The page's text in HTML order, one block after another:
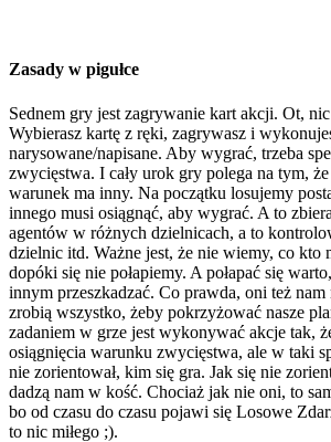
Zasady w pigułce
Sednem gry jest zagrywanie kart akcji. Ot,
Wybierasz kartę z ręki, zagrywasz i
narysowane/napisane. Aby wygrać, trzeba
zwycięstwa. I cały urok gry polega na tym,
warunek ma inny. Na początku losujemy
innego musi osiągnąć, aby wygrać. A to
agentów w różnych dzielnicach, a to
dzielnic itd. Ważne jest, że nie wiemy, co kto
dopóki się nie połapiemy. A połapać się
innym przeszkadzać. Co prawda, oni też nam
zrobią wszystko, żeby pokrzyżować nasze
zadaniem w grze jest wykonywać akcje tak,
osiągnięcia warunku zwycięstwa, ale w taki
nie zorientował, kim się gra. Jak się nie
dadzą nam w kość. Chociaż jak nie oni, to
bo od czasu do czasu pojawi się Losowe
to nic miłego ;).